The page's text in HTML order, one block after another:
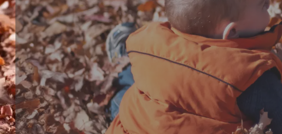
洗澡玩具系列
浴缸玩具、淋浴喷头或泡泡笔都是幼儿和婴儿必备的互动沐浴玩具。这类浴
缸玩具让沐浴时间更加美好，孩子们更期待沐浴时刻。
查看更